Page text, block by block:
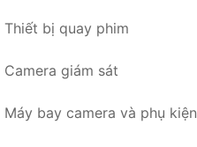
Thiết bị quay phim
Camera giám sát
Máy bay camera và phụ kiện